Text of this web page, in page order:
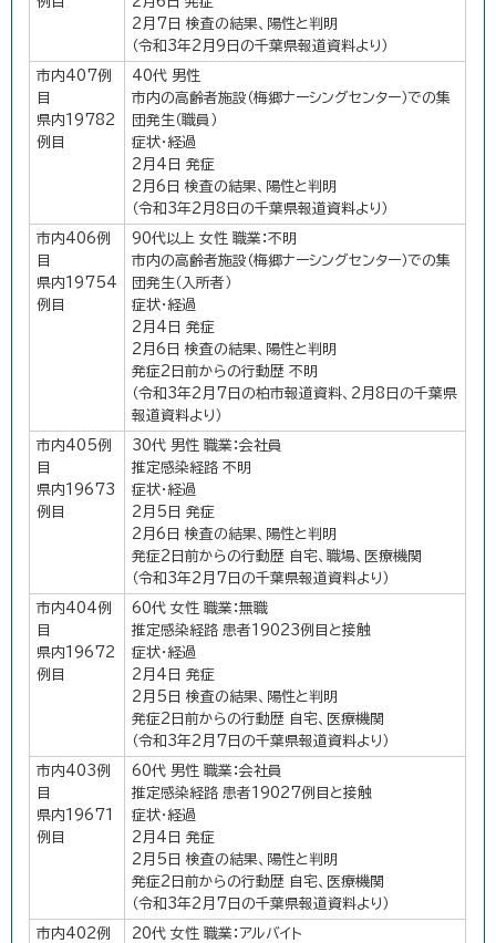
2月7日 検査の結果、陽性と判明
（令和3年2月9日の千葉県報道資料より）
市内407例
目
県内19782
例目
40代 男性
市内の高齢者施設（梅郷ナーシングセンター）での集
団発生（職員）
症状・経過
2月4日 発症
2月6日 検査の結果、陽性と判明
（令和3年2月8日の千葉県報道資料より）
市内406例
目
県内19754
例目
90代以上 女性 職業：不明
市内の高齢者施設（梅郷ナーシングセンター）での集
団発生（入所者）
症状・経過
2月4日 発症
2月6日 検査の結果、陽性と判明
発症2日前からの行動歴 不明
（令和3年2月7日の柏市報道資料、2月8日の千葉県
報道資料より）
市内405例
目
県内19673
例目
30代 男性 職業：会社員
推定感染経路 不明
症状・経過
2月5日 発症
2月6日 検査の結果、陽性と判明
発症2日前からの行動歴 自宅、職場、医療機関
（令和3年2月7日の千葉県報道資料より）
市内404例
目
県内19672
例目
60代 女性 職業：無職
推定感染経路 患者19023例目と接触
症状・経過
2月4日 発症
2月5日 検査の結果、陽性と判明
発症2日前からの行動歴 自宅、医療機関
（令和3年2月7日の千葉県報道資料より）
市内403例
目
県内19671
例目
60代 男性 職業：会社員
推定感染経路 患者19027例目と接触
症状・経過
2月4日 発症
2月5日 検査の結果、陽性と判明
発症2日前からの行動歴 自宅、医療機関
（令和3年2月7日の千葉県報道資料より）
市内402例
20代 女性 職業：アルバイト